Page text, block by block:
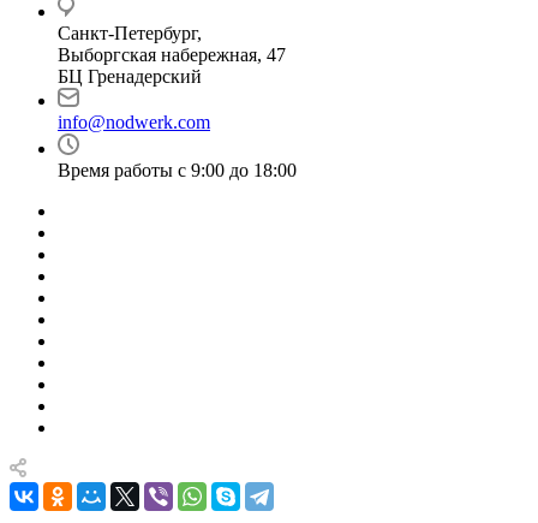
Санкт-Петербург,
Выборгская набережная, 47
БЦ Гренадерский
info@nodwerk.com
Время работы с 9:00 до 18:00